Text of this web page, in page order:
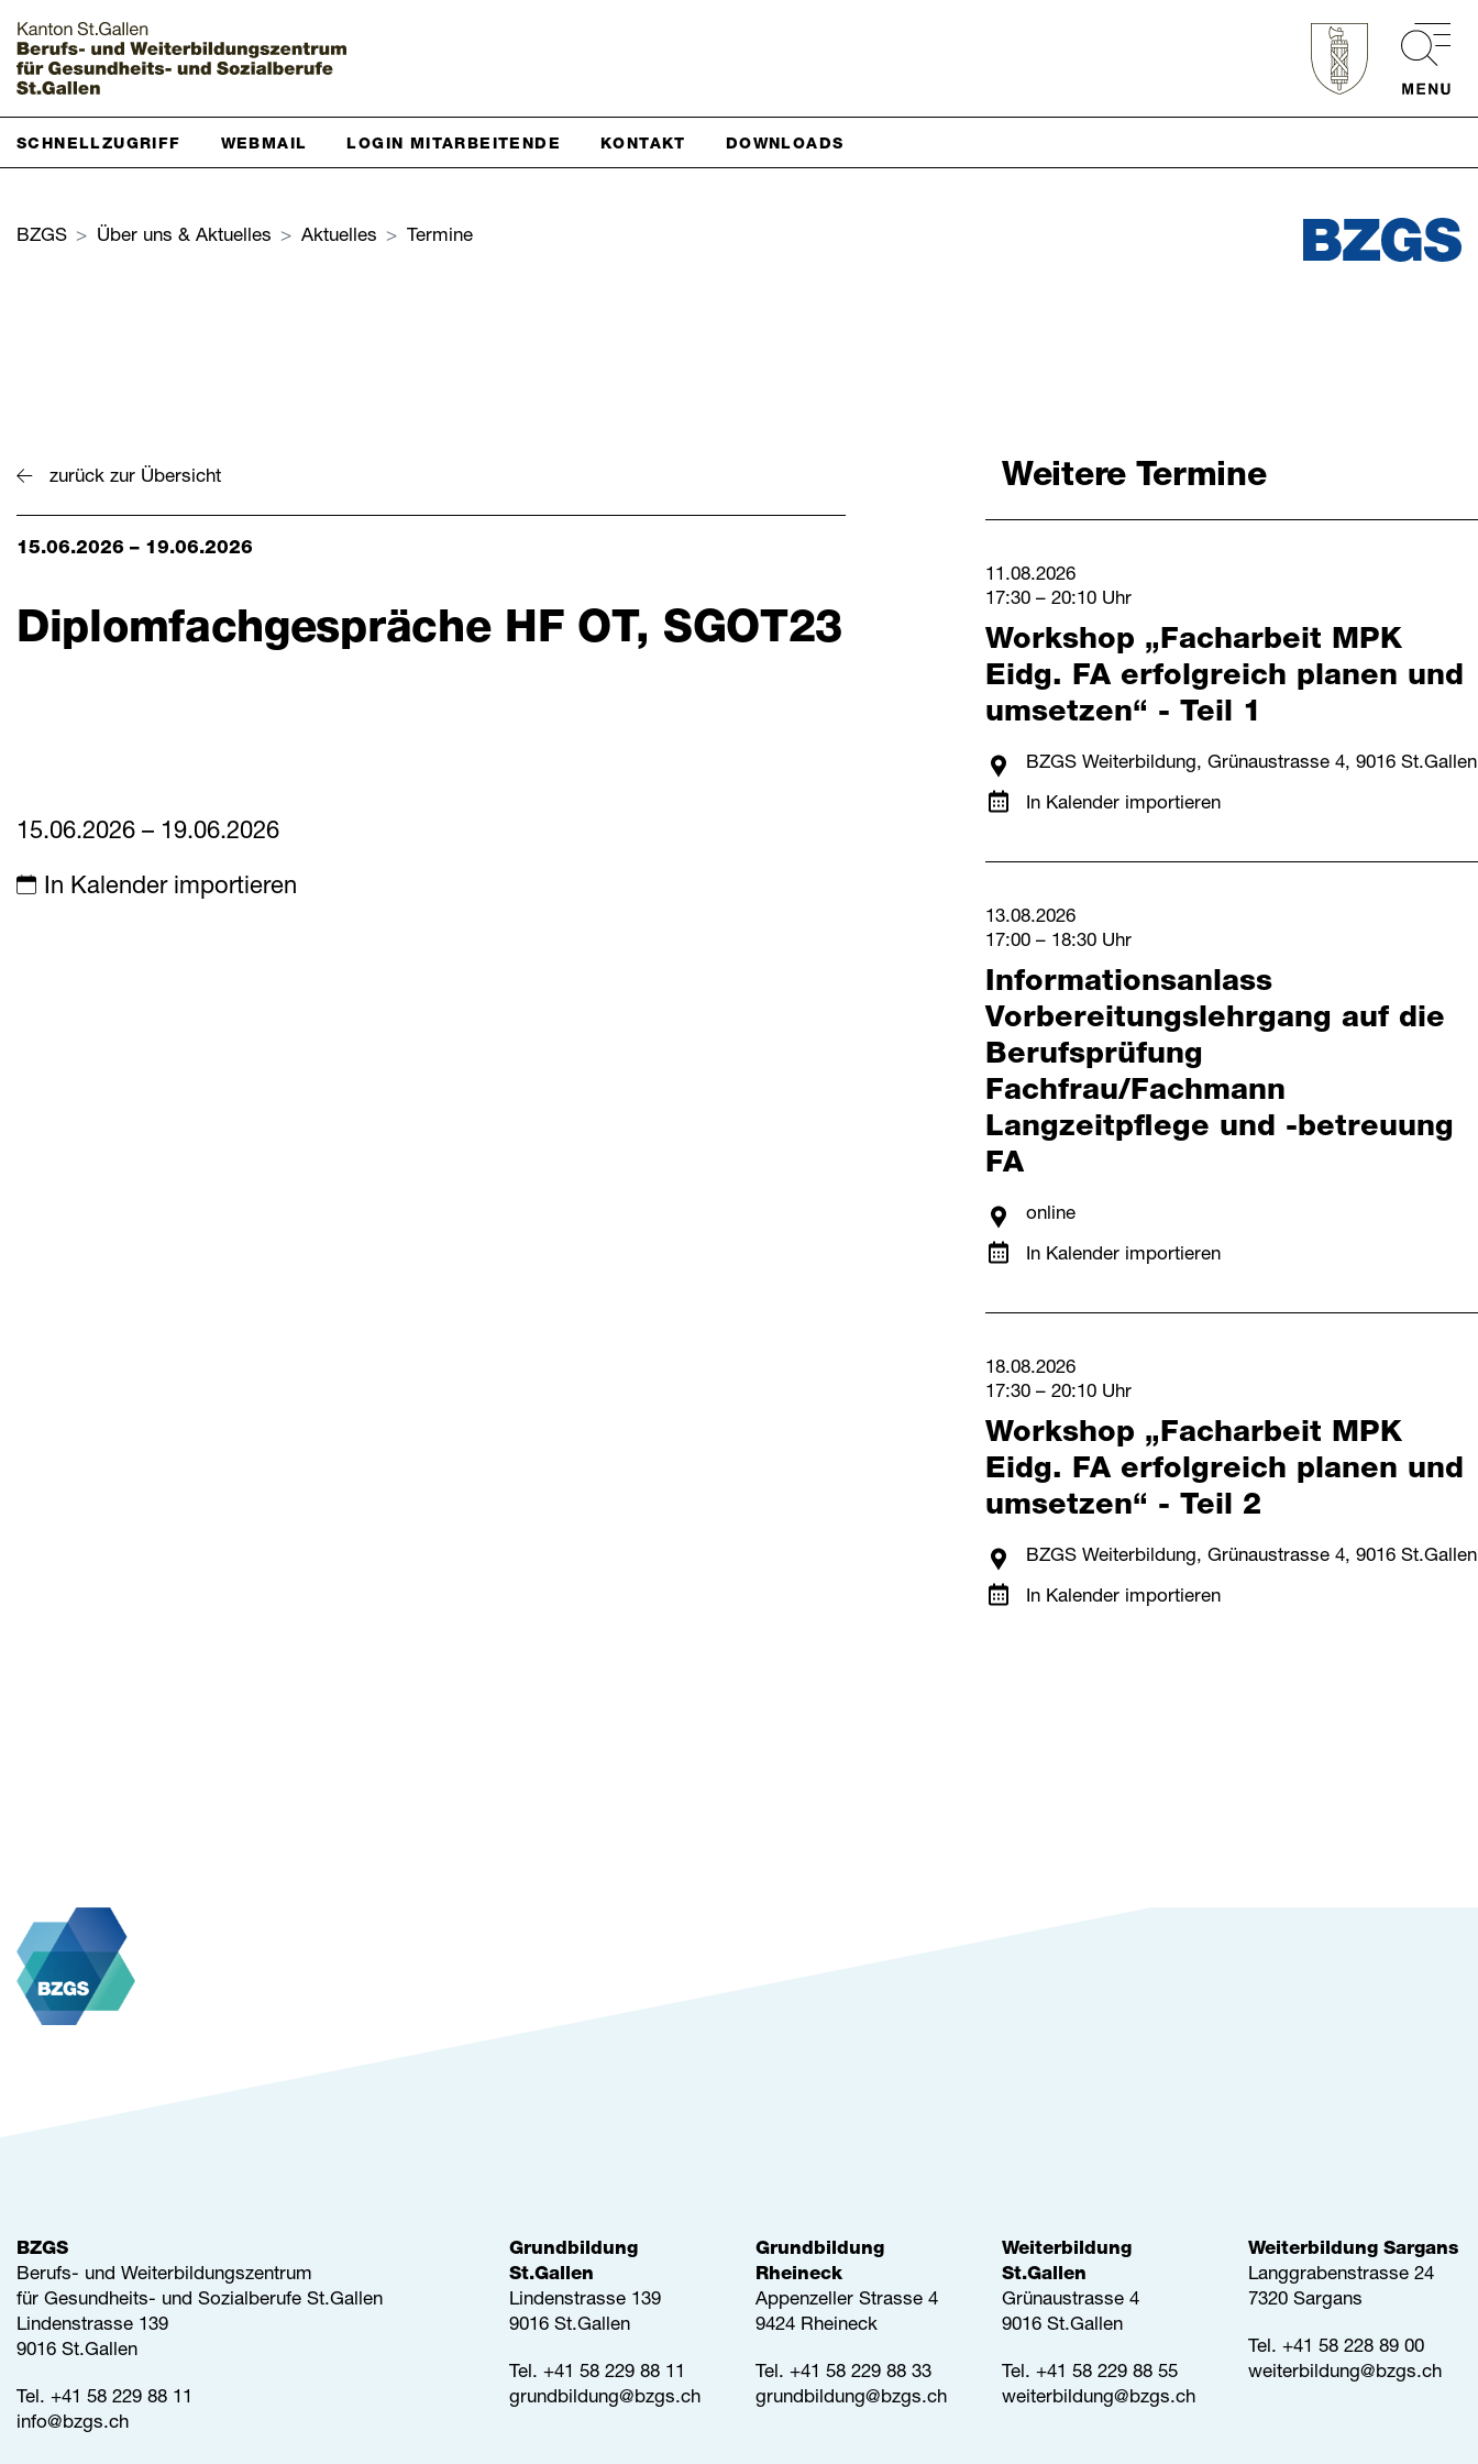
SCHNELLZUGRIFF WEBMAIL LOGIN MITARBEITENDE KONTAKT DOWNLOADS
BZGS Über uns & Aktuelles Aktuelles Termine
zurück zur Übersicht
15.06.2026 – 19.06.2026
Diplomfachgespräche HF OT, SGOT23
15.06.2026 – 19.06.2026
In Kalender importieren
Weitere Termine
11.08.2026
17:30 – 20:10 Uhr
Workshop „Facharbeit MPK
Eidg. FA erfolgreich planen und
umsetzen“ - Teil 1
BZGS Weiterbildung, Grünaustrasse 4, 9016 St.Gallen
In Kalender importieren
13.08.2026
17:00 – 18:30 Uhr
Informationsanlass
Vorbereitungslehrgang auf die
Berufsprüfung
Fachfrau/Fachmann
Langzeitpflege und -betreuung
FA
online
In Kalender importieren
18.08.2026
17:30 – 20:10 Uhr
Workshop „Facharbeit MPK
Eidg. FA erfolgreich planen und
umsetzen“ - Teil 2
BZGS Weiterbildung, Grünaustrasse 4, 9016 St.Gallen
In Kalender importieren
BZGS
Berufs- und Weiterbildungszentrum
für Gesundheits- und Sozialberufe St.Gallen
Lindenstrasse 139
9016 St.Gallen
Tel. +41 58 229 88 11
info@bzgs.ch
Grundbildung
St.Gallen
Lindenstrasse 139
9016 St.Gallen
Tel. +41 58 229 88 11
grundbildung@bzgs.ch
Grundbildung
Rheineck
Appenzeller Strasse 4
9424 Rheineck
Tel. +41 58 229 88 33
grundbildung@bzgs.ch
Weiterbildung
St.Gallen
Grünaustrasse 4
9016 St.Gallen
Tel. +41 58 229 88 55
weiterbildung@bzgs.ch
Weiterbildung Sargans
Langgrabenstrasse 24
7320 Sargans
Tel. +41 58 228 89 00
weiterbildung@bzgs.ch
Startseite
Grundbildung
Mitteilungen